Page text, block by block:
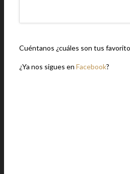
Cuéntanos ¿cuáles son tus
¿Ya nos sigues en Facebook?